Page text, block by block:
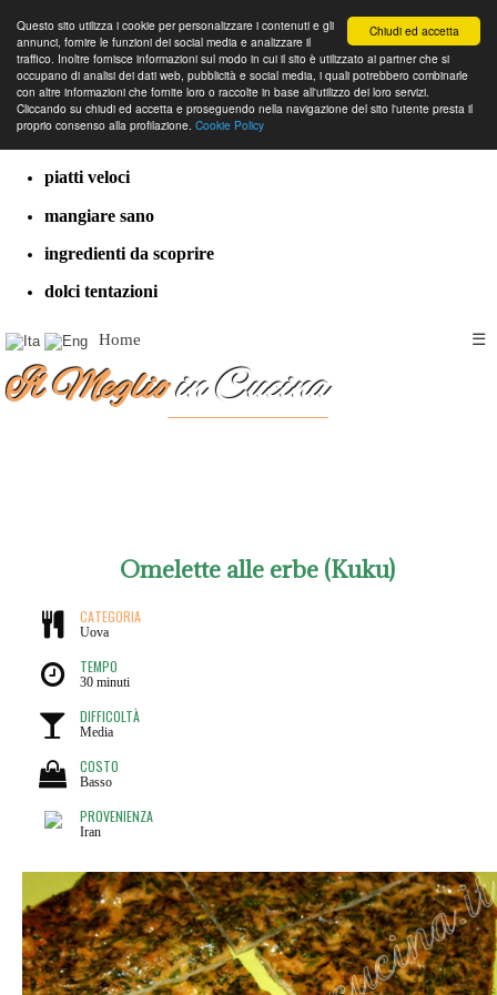
Chiudi ed accetta
Questo sito utilizza i cookie per personalizzare i contenuti e gli
annunci, fornire le funzioni dei social media e analizzare il
traffico. Inoltre fornisce informazioni sul modo in cui il sito è utilizzato ai partner che si
occupano di analisi dei dati web, pubblicità e social media, i quali potrebbero combinarle
con altre informazioni che fornite loro o raccolte in base all'utilizzo dei loro servizi.
Cliccando su chiudi ed accetta e proseguendo nella navigazione del sito l'utente presta il
proprio consenso alla profilazione. Cookie Policy
cucina dal mondo
ricette classiche
piatti veloci
mangiare sano
ingredienti da scoprire
dolci tentazioni
Home ☰
Il Meglioin Cucina
Omelette alle erbe (Kuku)
CATEGORIA
Uova
TEMPO
30 minuti
DIFFICOLTÀ
Media
COSTO
Basso
PROVENIENZA
Iran